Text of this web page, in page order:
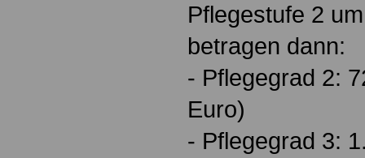
Pflegestufe 2
betragen dann:
- Pflegegrad 2:
Euro)
- Pflegegrad 3: